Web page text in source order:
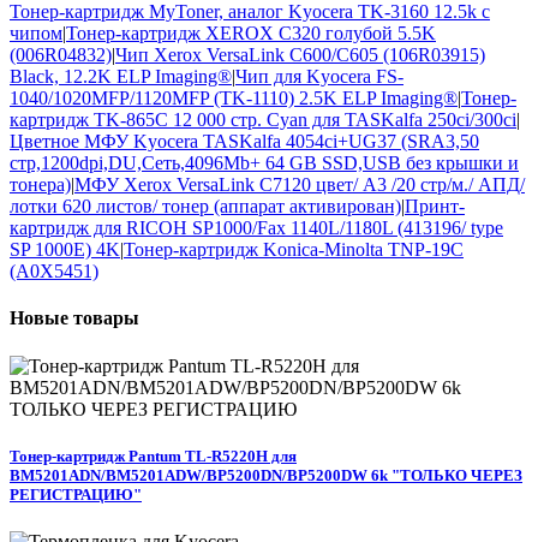
Тонер-картридж MyToner, аналог Kyocera TK-3160 12.5k с
чипом|Тонер-картридж XEROX C320 голубой 5.5K
(006R04832)|Чип Xerox VersaLink C600/C605 (106R03915)
Black, 12.2K ELP Imaging®|Чип для Kyocera FS-
1040/1020MFP/1120MFP (TK-1110) 2.5K ELP Imaging®|Тонер-
картридж TK-865C 12 000 стр. Cyan для TASKalfa 250ci/300ci|
Цветное МФУ Kyocera TASKalfa 4054ci+UG37 (SRA3,50
стр,1200dpi,DU,Сеть,4096Mb+ 64 GB SSD,USB без крышки и
тонера)|МФУ Xerox VersaLink C7120 цвет/ А3 /20 стр/м./ АПД/
лотки 620 листов/ тонер (аппарат активирован)|Принт-
картридж для RICOH SP1000/Fax 1140L/1180L (413196/ type
SP 1000E) 4K|Тонер-картридж Konica-Minolta TNP-19C
(A0X5451)
Новые товары
Тонер-картридж Pantum TL-R5220H для
BM5201ADN/BM5201ADW/BP5200DN/BP5200DW 6k "ТОЛЬКО ЧЕРЕЗ
РЕГИСТРАЦИЮ"